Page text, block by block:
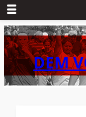
Zum
Inhalt
springenDEM